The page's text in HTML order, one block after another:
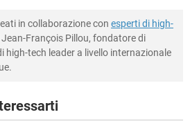
in collaborazione con esperti di high-
François Pillou, fondatore di
high-tech leader a livello internazionale